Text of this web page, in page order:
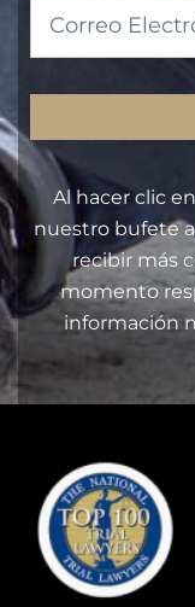
Al hacer clic
nuestro bufete
recibir más
momento
información